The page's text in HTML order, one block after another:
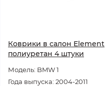
Коврики в салон Element
полиуретан 4 штуки
Модель: BMW 1
Года выпуска: 2004-2011